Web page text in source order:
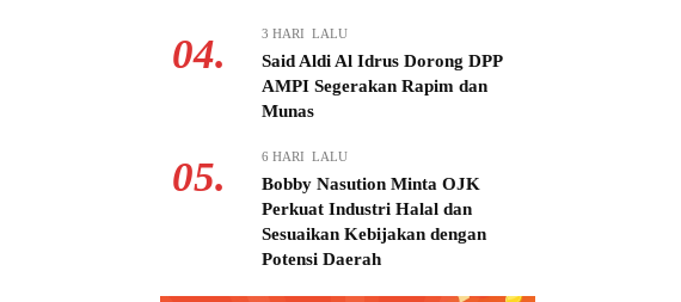
04. 3 HARI LALU
Said Aldi Al Idrus Dorong DPP
AMPI Segerakan Rapim dan
Munas
05. 6 HARI LALU
Bobby Nasution Minta OJK
Perkuat Industri Halal dan
Sesuaikan Kebijakan dengan
Potensi Daerah